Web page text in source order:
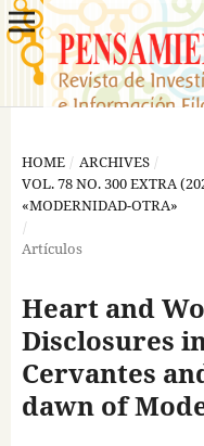
HOME / ARCHIVES /
VOL. 78 NO. 300 EXTRA
«MODERNIDAD-OTRA»
/
Artículos
Heart and
Disclosures
Cervantes
dawn of